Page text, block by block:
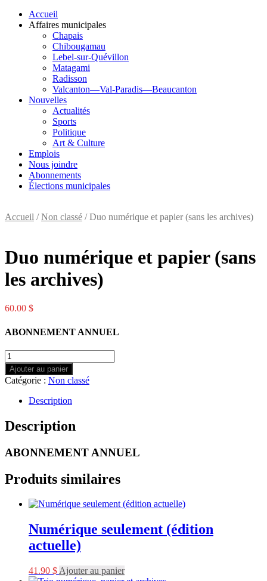
Accueil
Affaires municipales
Chapais
Chibougamau
Lebel-sur-Quévillon
Matagami
Radisson
Valcanton—Val-Paradis—Beaucanton
Nouvelles
Actualités
Sports
Politique
Art & Culture
Emplois
Nous joindre
Abonnements
Élections municipales
Accueil /Non classé / Duo numérique et papier (sans les archives)
Duo numérique et papier (sans
les archives)
60.00 $
ABONNEMENT ANNUEL
quantité
de
Duo
numérique
(sans
les
Ajouter au panier
Catégorie : Non classé
Description
Description
ABONNEMENT ANNUEL
Produits similaires
Numérique seulement (édition
actuelle)
41.90 $ Ajouter au panier